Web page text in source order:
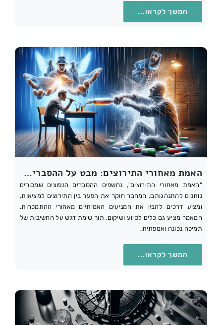
המשך לקראו...
האמת מאחורי התירוצים: מבט על ההסברים הנפוצים של מכורים
"האמת מאחורי התירוצים", נחשפים ההסברים הנפוצים שמכורים
נותנים להתנהגותם. המחבר חוקר את הפער בין התירוצים למציאות,
ומציע דרכים להבין את המניעים האמיתיים מאחורי ההתמכרות.
המאמר מציע גם כלים לסיוע ושיקום, תוך שימת דגש על החשיבות של
תמיכה נכונה ואמפתית.
המשך לקראו...